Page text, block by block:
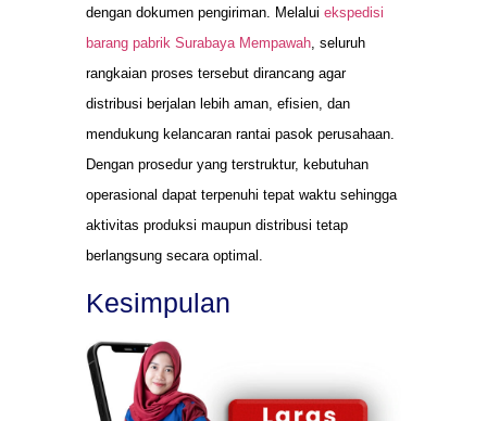
dengan dokumen pengiriman. Melalui ekspedisi
barang pabrik Surabaya Mempawah , seluruh
rangkaian proses tersebut dirancang agar
distribusi berjalan lebih aman, efisien, dan
mendukung kelancaran rantai pasok perusahaan.
Dengan prosedur yang terstruktur, kebutuhan
operasional dapat terpenuhi tepat waktu sehingga
aktivitas produksi maupun distribusi tetap
berlangsung secara optimal.
Kesimpulan